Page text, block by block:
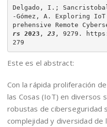
Delgado, I.;
-Gómez, A. Exploring
prehensive Remote
rs 2023 , 23 , 9279.
279
Este es el abstract:
Con la rápida proliferación
las Cosas (IoT) en diversos
robustas de ciberseguridad
complejidad y diversidad de